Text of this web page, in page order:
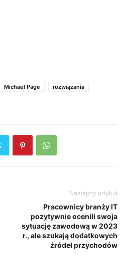
Michael Page
rozwiązania
Następny artykuł
Pracownicy branży IT
pozytywnie ocenili swoja
sytuację zawodową w 2023
r., ale szukają dodatkowych
źródeł przychodów